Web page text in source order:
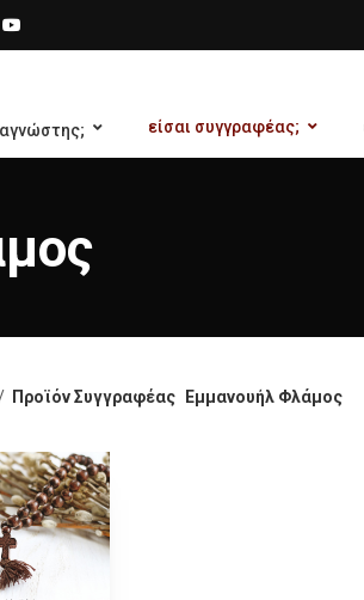
είσαι συγγραφέας;
Προϊόν Συγγραφέας Εµµανουήλ Φλάµος